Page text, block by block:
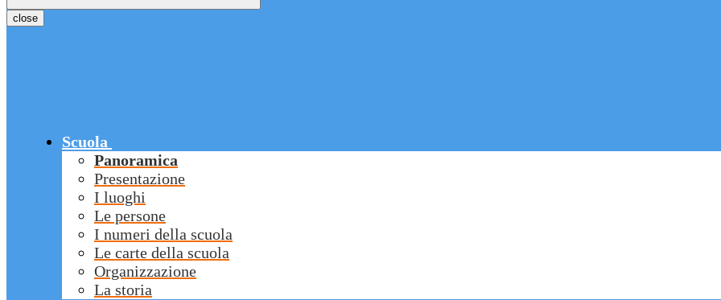
close
Scuola
Panoramica
Presentazione
I luoghi
Le persone
I numeri della scuola
Le carte della scuola
Organizzazione
La storia